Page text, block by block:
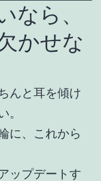
なら、
かせな
んと耳を傾け
。
に、これから
ップデートす